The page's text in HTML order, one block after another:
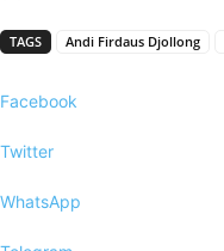
TAGS Andi Firdaus Djollong
Facebook
Twitter
WhatsApp